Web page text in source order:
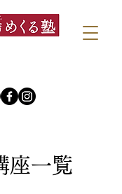
座一覧